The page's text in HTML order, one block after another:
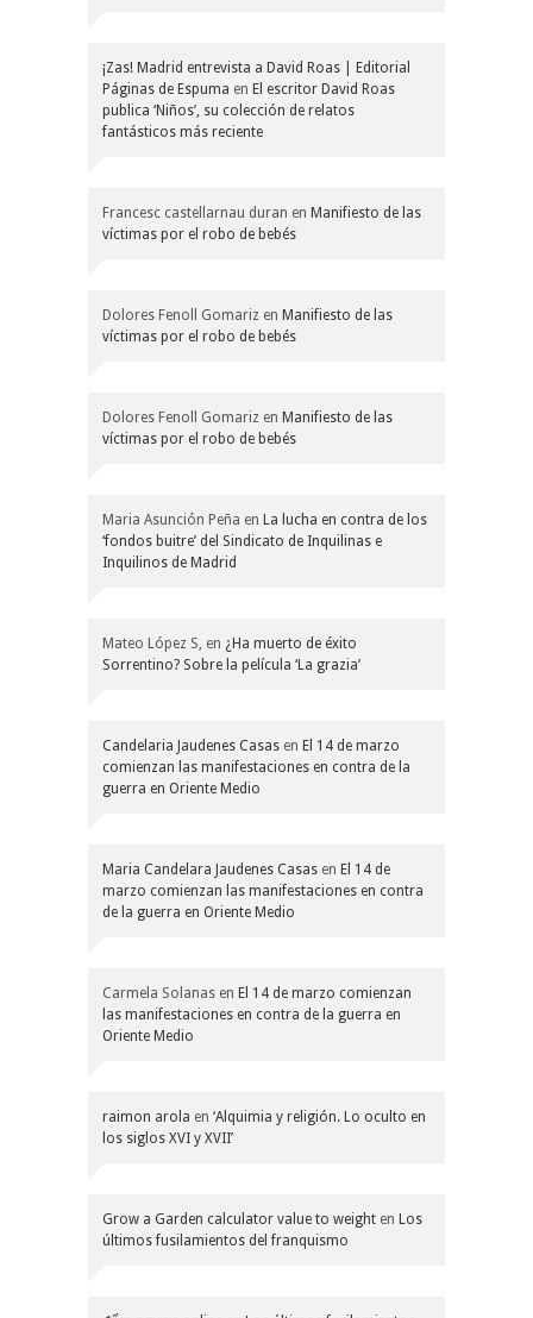
¡Zas! Madrid entrevista a David Roas | Editorial
Páginas de Espuma en El escritor David Roas
publica ‘Niños’, su colección de relatos
fantásticos más reciente
Francesc castellarnau duran en Manifiesto de las
víctimas por el robo de bebés
Dolores Fenoll Gomariz en Manifiesto de las
víctimas por el robo de bebés
Dolores Fenoll Gomariz en Manifiesto de las
víctimas por el robo de bebés
Maria Asunción Peña en La lucha en contra de los
‘fondos buitre’ del Sindicato de Inquilinas e
Inquilinos de Madrid
Mateo López S, en ¿Ha muerto de éxito
Sorrentino? Sobre la película ‘La grazia’
Candelaria Jaudenes Casas en El 14 de marzo
comienzan las manifestaciones en contra de la
guerra en Oriente Medio
Maria Candelara Jaudenes Casas en El 14 de
marzo comienzan las manifestaciones en contra
de la guerra en Oriente Medio
Carmela Solanas en El 14 de marzo comienzan
las manifestaciones en contra de la guerra en
Oriente Medio
raimon arola en ‘Alquimia y religión. Lo oculto en
los siglos XVI y XVII’
Grow a Garden calculator value to weight en Los
últimos fusilamientos del franquismo